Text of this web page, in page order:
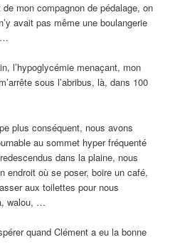
de mon compagnon de pédalage, on
avait pas même une boulangerie
…
l’hypoglycémie menaçant, mon
sous l’abribus, là, dans 100
plus conséquent, nous avons
au sommet hyper fréquenté
dans la plaine, nous
endroit où se poser, boire un café,
aux toilettes pour nous
walou, …
quand Clément a eu la bonne